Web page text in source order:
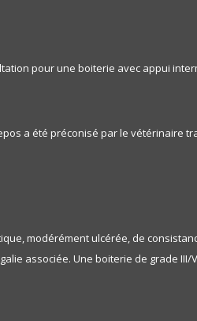
pour une boiterie avec appui
a été préconisé par le vétérinaire
modérément ulcérée, de
associée. Une boiterie de grade III/